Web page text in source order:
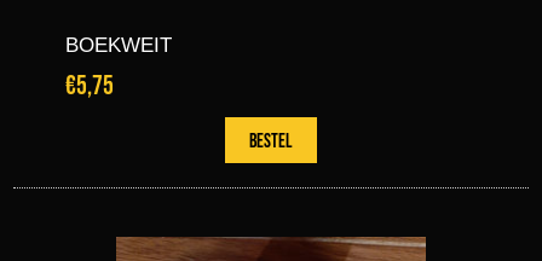
BOEKWEIT
€5,75